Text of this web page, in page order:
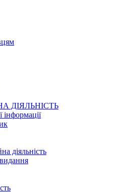
ДІЯЛЬНІСТЬ
інформації
діяльність